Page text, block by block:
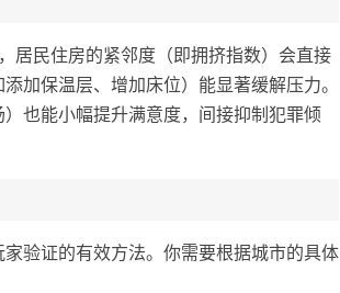
居民住房的紧邻度（即拥挤指数）会直接
加保温层、增加床位）能显著缓解压力。
也能小幅提升满意度，间接抑制犯罪倾
验证的有效方法。你需要根据城市的具体